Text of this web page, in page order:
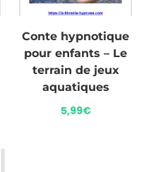
Conte hypnotique
pour enfants – Le
terrain de jeux
aquatiques
5,99€